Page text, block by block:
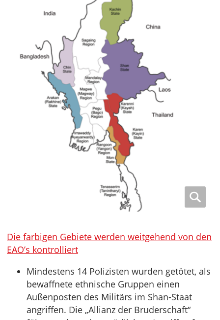
Die farbigen Gebiete werden weitgehend von den
EAO’s kontrolliert
Mindestens 14 Polizisten wurden getötet, als
bewaffnete ethnische Gruppen einen
Außenposten des Militärs im Shan-Staat
angriffen. Die „Allianz der Bruderschaft“